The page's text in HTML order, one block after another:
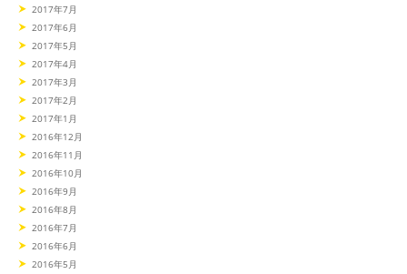
2017年7月
2017年6月
2017年5月
2017年4月
2017年3月
2017年2月
2017年1月
2016年12月
2016年11月
2016年10月
2016年9月
2016年8月
2016年7月
2016年6月
2016年5月